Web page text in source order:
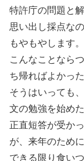
特許庁の問題と
思い出し採点な
もやもやします。
こんなことなら
ち帰ればよかっ
そうはいっても
文の勉強を始め
正直短答が受か
が、来年のため
できる限り食い